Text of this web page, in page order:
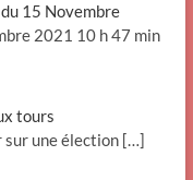
15 Novembre
2021 10 h 47 min
tours
sur une élection […]